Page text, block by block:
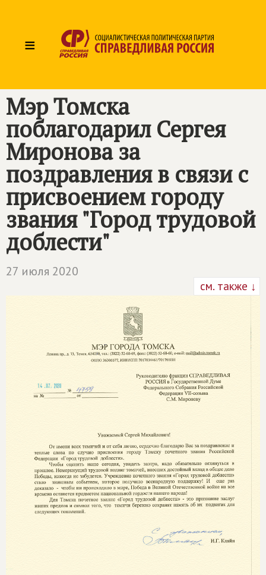
≡
Мэр Томска
поблагодарил Сергея
Миронова за
поздравления в связи с
присвоением городу
звания "Город трудовой
доблести"
27 июля 2020
см. также ↓